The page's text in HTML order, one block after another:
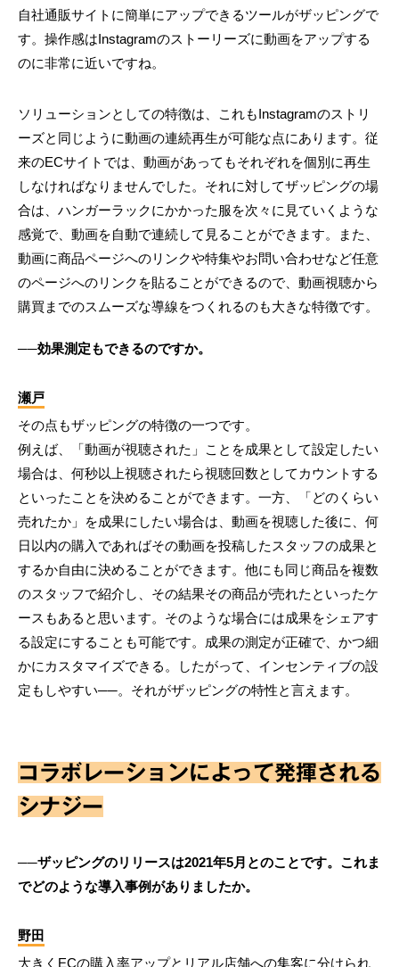
自社通販サイトに簡単にアップできるツールがザッピングで
す。操作感はInstagramのストーリーズに動画をアップする
のに非常に近いですね。
ソリューションとしての特徴は、これもInstagramのストリ
ーズと同じように動画の連続再生が可能な点にあります。従
来のECサイトでは、動画があってもそれぞれを個別に再生
しなければなりませんでした。それに対してザッピングの場
合は、ハンガーラックにかかった服を次々に見ていくような
感覚で、動画を自動で連続して見ることができます。また、
動画に商品ページへのリンクや特集やお問い合わせなど任意
のページへのリンクを貼ることができるので、動画視聴から
購買までのスムーズな導線をつくれるのも大きな特徴です。
──効果測定もできるのですか。
瀬戸
その点もザッピングの特徴の一つです。
例えば、「動画が視聴された」ことを成果として設定したい
場合は、何秒以上視聴されたら視聴回数としてカウントする
といったことを決めることができます。一方、「どのくらい
売れたか」を成果にしたい場合は、動画を視聴した後に、何
日以内の購入であればその動画を投稿したスタッフの成果と
するか自由に決めることができます。他にも同じ商品を複数
のスタッフで紹介し、その結果その商品が売れたといったケ
ースもあると思います。そのような場合には成果をシェアす
る設定にすることも可能です。成果の測定が正確で、かつ細
かにカスタマイズできる。したがって、インセンティブの設
定もしやすい──。それがザッピングの特性と言えます。
コラボレーションによって発揮される
シナジー
──ザッピングのリリースは2021年5月とのことです。これま
でどのような導入事例がありましたか。
野田
大きくECの購入率アップとリアル店舗への集客に分けられ